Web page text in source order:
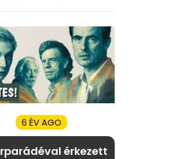
6 ÉV AGO
érkezett